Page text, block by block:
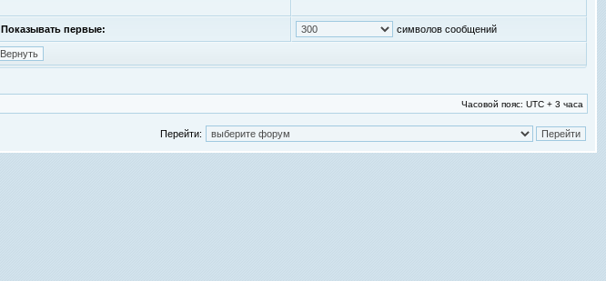
Показывать первые: символов сообщений
Часовой пояс: UTC + 3 часа
Перейти: